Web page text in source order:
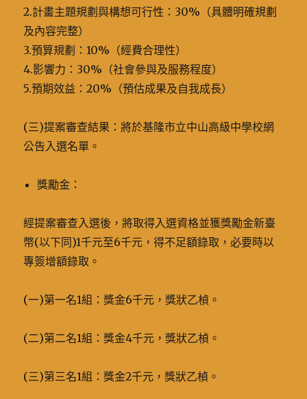
2.計畫主題規劃與構想可行性：30%（具體明確規劃
及內容完整）
3.預算規劃：10%（經費合理性）
4.影響力：30%（社會參與及服務程度）
5.預期效益：20%（預估成果及自我成長）
(三)提案審查結果：將於基隆市立中山高級中學校網
公告入選名單。
獎勵金：
經提案審查入選後，將取得入選資格並獲獎勵金新臺
幣(以下同)1千元至6千元，得不足額錄取，必要時以
專簽增額錄取。
(一)第一名1組：獎金6千元，獎狀乙楨。
(二)第二名1組：獎金4千元，獎狀乙楨。
(三)第三名1組：獎金2千元，獎狀乙楨。